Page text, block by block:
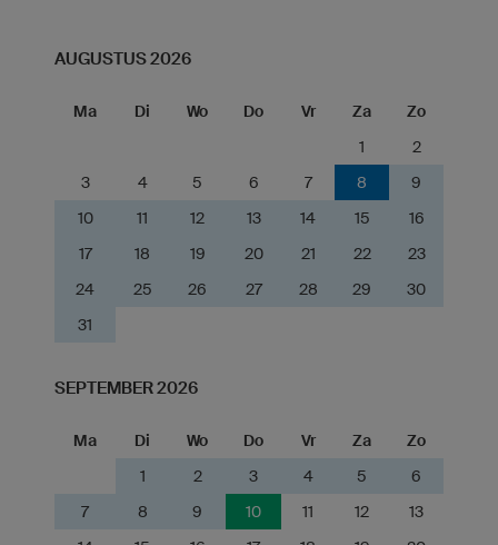
AUGUSTUS 2026
Ma Di Wo Do Vr Za
Zo
1
2
3
4 5 6 7 8
9
10
11 12 13 14 15
16
17
18 19 20 21 22
23
24
25 26 27 28 29
30
31
SEPTEMBER 2026
Ma Di Wo Do Vr Za
Zo
1
2 3 4 5
6
7
8 9 10 11 12
13